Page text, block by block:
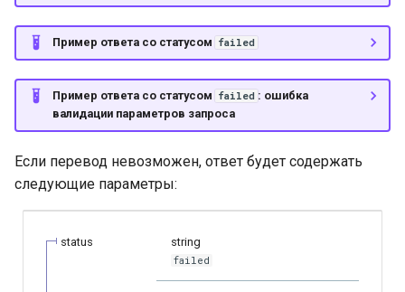
Пример ответа со статусом failed
Пример ответа со статусом failed : ошибка
валидации параметров запроса
Если перевод невозможен, ответ будет содержать
следующие параметры:
status string
failed